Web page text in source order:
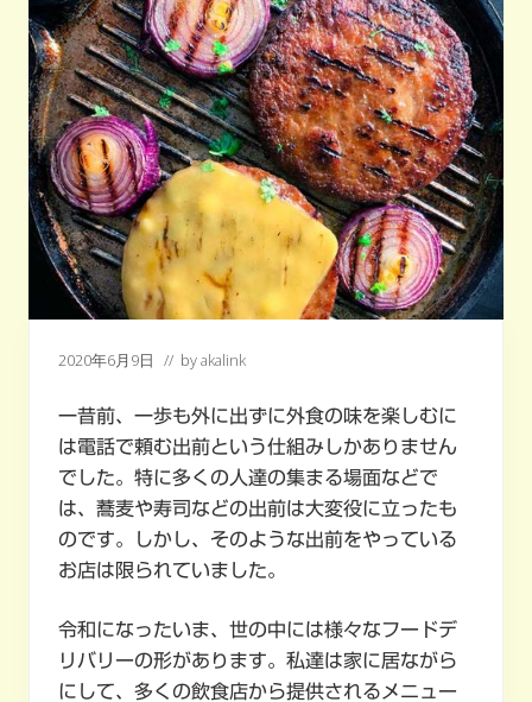
食
を
楽
し
く
す
る
選
択
る！！
2020年6月9日 // byakalink
一昔前、一歩も外に出ずに外食の味を楽しむに
は電話で頼む出前という仕組みしかありません
でした。特に多くの人達の集まる場面などで
は、蕎麦や寿司などの出前は大変役に立ったも
のです。しかし、そのような出前をやっている
お店は限られていました。
令和になったいま、世の中には様々なフードデ
リバリーの形があります。私達は家に居ながら
にして、多くの飲食店から提供されるメニュー